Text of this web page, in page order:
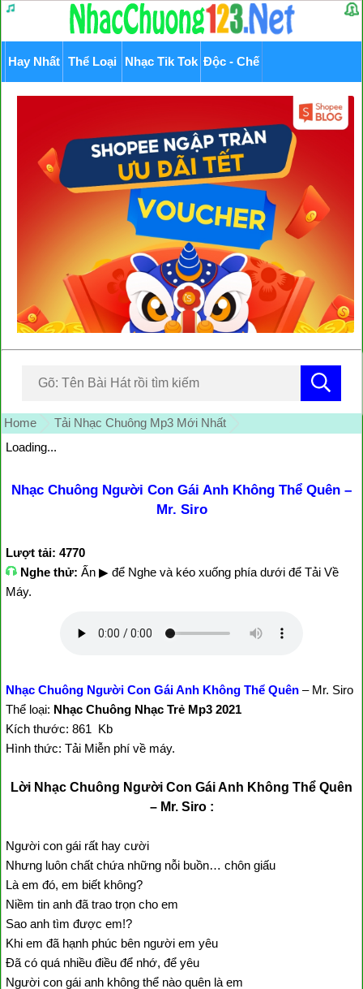
Hay Nhất Thể Loại Nhạc Tik Tok Độc - Chế
Home
Tải Nhạc Chuông Mp3 Mới Nhất
Loading...
Nhạc Chuông Người Con Gái Anh Không Thể Quên –
Mr. Siro
Lượt tải: 4770
Nghe thử: Ấn ▶ để Nghe và kéo xuống phía dưới để Tải Về
Máy.
Nhạc Chuông Người Con Gái Anh Không Thể Quên – Mr. Siro
Thể loại: Nhạc Chuông Nhạc Trẻ Mp3 2021
Kích thước: 861 Kb
Hình thức: Tải Miễn phí về máy.
Lời Nhạc Chuông Người Con Gái Anh Không Thể Quên
– Mr. Siro :
Người con gái rất hay cười
Nhưng luôn chất chứa những nỗi buồn… chôn giấu
Là em đó, em biết không?
Niềm tin anh đã trao trọn cho em
Sao anh tìm được em!?
Khi em đã hạnh phúc bên người em yêu
Đã có quá nhiều điều để nhớ, để yêu
Người con gái anh không thể nào quên là em